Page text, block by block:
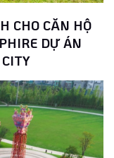
CHO CĂN HỘ
DỰ ÁN